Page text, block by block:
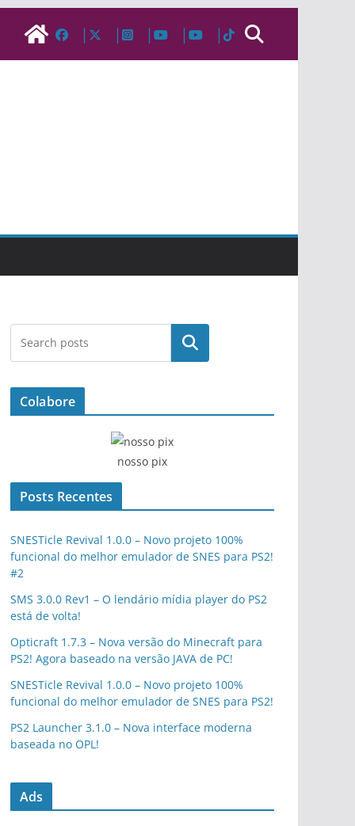
Pesquisar
Colabore
nosso pix
Posts Recentes
SNESTicle Revival 1.0.0 – Novo projeto 100%
funcional do melhor emulador de SNES para PS2!
#2
SMS 3.0.0 Rev1 – O lendário mídia player do PS2
está de volta!
Opticraft 1.7.3 – Nova versão do Minecraft para
PS2! Agora baseado na versão JAVA de PC!
SNESTicle Revival 1.0.0 – Novo projeto 100%
funcional do melhor emulador de SNES para PS2!
PS2 Launcher 3.1.0 – Nova interface moderna
baseada no OPL!
Ads